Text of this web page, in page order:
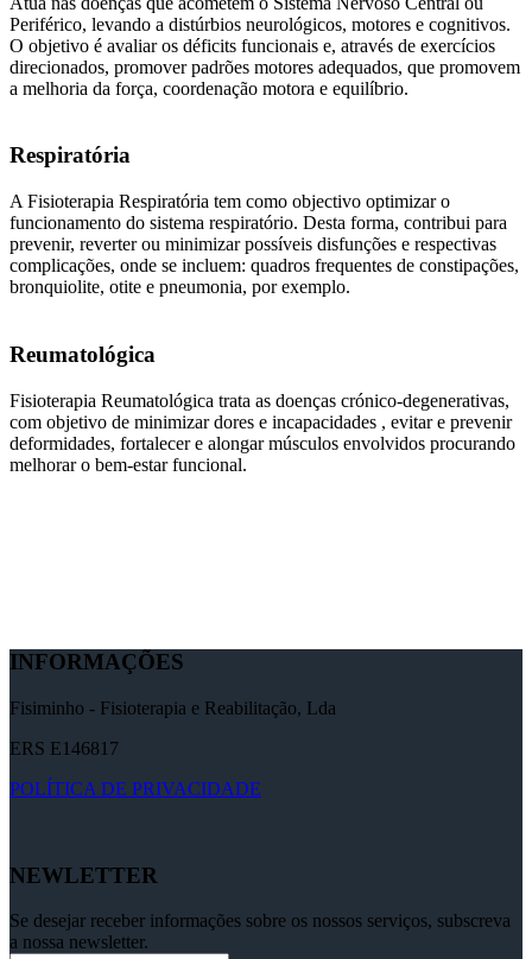
Periférico, levando a distúrbios neurológicos, motores e cognitivos.
O objetivo é avaliar os déficits funcionais e, através de exercícios
direcionados, promover padrões motores adequados, que promovem
a melhoria da força, coordenação motora e equilíbrio.
Respiratória
A Fisioterapia Respiratória tem como objectivo optimizar o
funcionamento do sistema respiratório. Desta forma, contribui para
prevenir, reverter ou minimizar possíveis disfunções e respectivas
complicações, onde se incluem: quadros frequentes de constipações,
bronquiolite, otite e pneumonia, por exemplo.
Reumatológica
Fisioterapia Reumatológica trata as doenças crónico-degenerativas,
com objetivo de minimizar dores e incapacidades , evitar e prevenir
deformidades, fortalecer e alongar músculos envolvidos procurando
melhorar o bem-estar funcional.
INFORMAÇÕES
Fisiminho - Fisioterapia e Reabilitação, Lda
ERS E146817
POLÍTICA DE PRIVACIDADE
NEWLETTER
Se desejar receber informações sobre os nossos serviços, subscreva
a nossa newsletter.